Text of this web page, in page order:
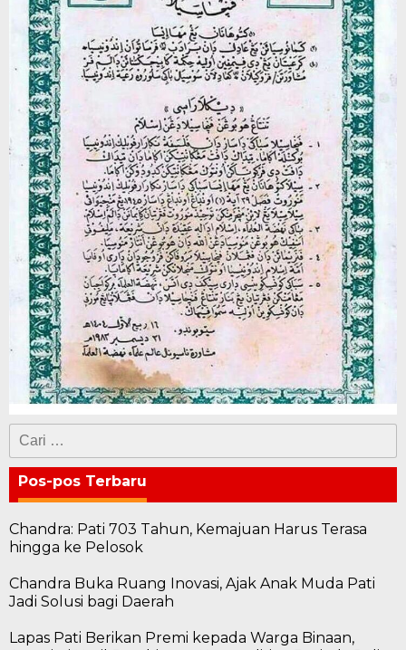
Cari
untuk:
Pos-pos Terbaru
Chandra: Pati 703 Tahun, Kemajuan Harus Terasa
hingga ke Pelosok
Chandra Buka Ruang Inovasi, Ajak Anak Muda Pati
Jadi Solusi bagi Daerah
Lapas Pati Berikan Premi kepada Warga Binaan,